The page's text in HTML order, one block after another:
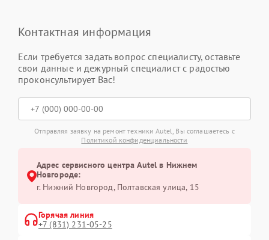
Контактная информация
Если требуется задать вопрос специалисту, оставьте
свои данные и дежурный специалист с радостью
проконсультирует Вас!
Отправляя заявку на ремонт техники Autel, Вы соглашаетесь с
Политикой конфиденциальности
Адрес сервисного центра Autel в Нижнем
Новгороде:
г. Нижний Новгород, Полтавская улица, 15
Горячая линия
+7 (831) 231-05-25